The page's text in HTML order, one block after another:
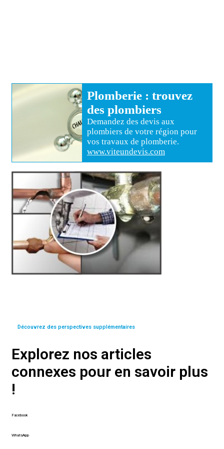
Plomberie : trouvez
des plombiers
Demandez des devis aux
plombiers de votre région pour
vos travaux de plomberie.
www.viteundevis.com
Découvrez des perspectives supplémentaires
Explorez nos articles
connexes pour en savoir plus
!
Facebook
WhatsApp